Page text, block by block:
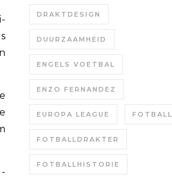
DRAKTDESIGN
DUURZAAMHEID
ENGELS VOETBAL
ENZO FERNANDEZ
EUROPA LEAGUE FOTBALL
FOTBALLDRAKTER
FOTBALLHISTORIE